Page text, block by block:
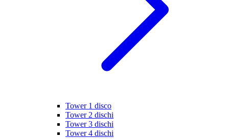
Tower 1 disco
Tower 2 dischi
Tower 3 dischi
Tower 4 dischi